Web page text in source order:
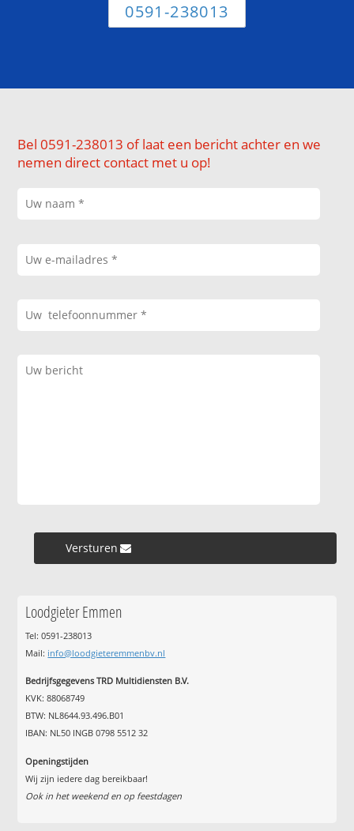
0591-238013
Bel 0591-238013 of laat een bericht achter en we
nemen direct contact met u op!
Versturen »
Loodgieter Emmen
Tel: 0591-238013
Mail: info@loodgieteremmenbv.nl
Bedrijfsgegevens TRD Multidiensten B.V.
KVK: 88068749
BTW: NL8644.93.496.B01
IBAN: NL50 INGB 0798 5512 32
Openingstijden
Wij zijn iedere dag bereikbaar!
Ook in het weekend en op feestdagen